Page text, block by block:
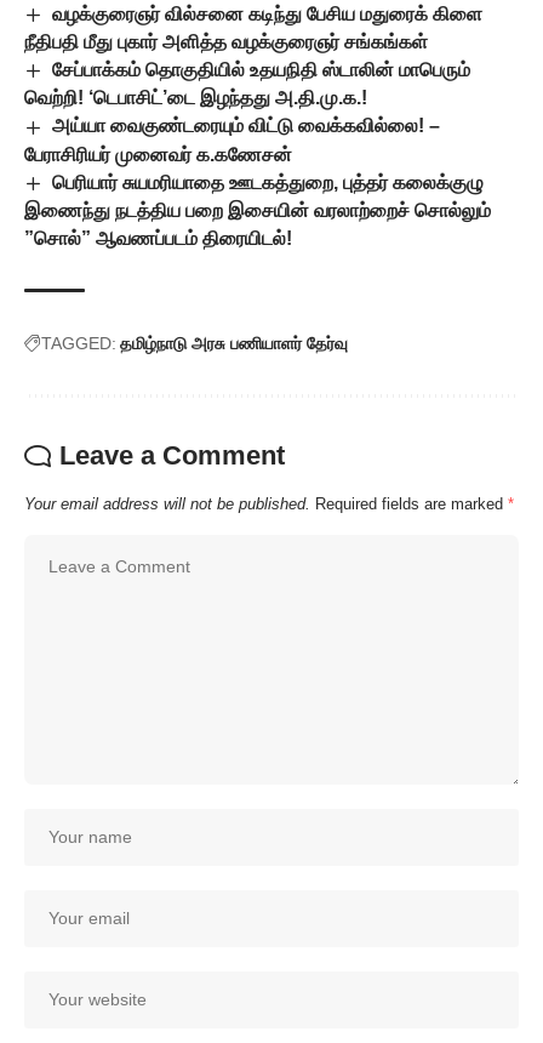
வழக்குரைஞர் வில்சனை கடிந்து பேசிய மதுரைக் கிளை
நீதிபதி மீது புகார் அளித்த வழக்குரைஞர் சங்கங்கள்
சேப்பாக்கம் தொகுதியில் உதயநிதி ஸ்டாலின் மாபெரும்
வெற்றி! ‘டெபாசிட்’டை இழந்தது அ.தி.மு.க.!
அய்யா வைகுண்டரையும் விட்டு வைக்கவில்லை! –
பேராசிரியர் முனைவர் க.கணேசன்
பெரியார் சுயமரியாதை ஊடகத்துறை, புத்தர் கலைக்குழு
இணைந்து நடத்திய பறை இசையின் வரலாற்றைச் சொல்லும்
”சொல்” ஆவணப்படம் திரையிடல்!
TAGGED: தமிழ்நாடு அரசு பணியாளர் தேர்வு
Leave a Comment
Your email address will not be published. Required fields are marked *